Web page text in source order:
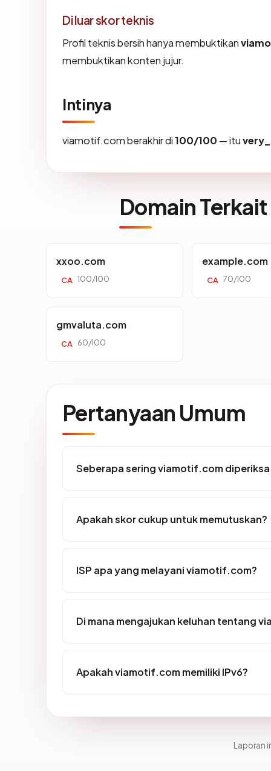
Di luar skor teknis
Profil teknis bersih hanya membuktikan
membuktikan konten jujur.
Intinya
viamotif.com berakhir di100/100 — itu
Domain Terkait
xxoo.com
CA 100/100
example.com
CA 70/100
gmvaluta.com
CA 60/100
Pertanyaan Umum
Seberapa sering viamotif.com
Apakah skor cukup untuk memutuskan?
ISP apa yang melayani viamotif.com?
Di mana mengajukan keluhan tentang
Apakah viamotif.com memiliki IPv6?
Laporan